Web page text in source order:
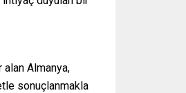
alan Almanya,
sonuçlanmakla